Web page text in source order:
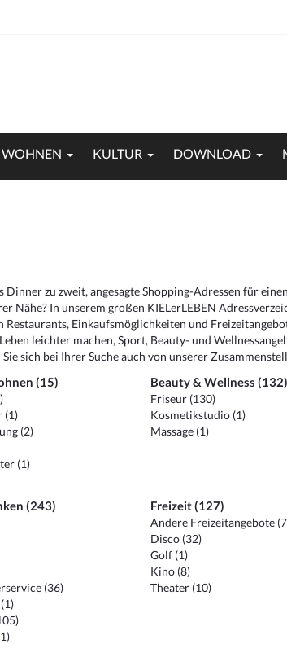
WOHNEN KULTUR DOWNLOAD
zu zweit, angesagte Shopping-Adressen für
In unserem großen KIELerLEBEN
Einkaufsmöglichkeiten und
leichter machen, Sport, Beauty- und
sich bei Ihrer Suche auch von unserer
(15)
(1)
(2)
(1)
Beauty & Wellness (132)
Friseur (130)
Kosmetikstudio (1)
Massage (1)
(243)
(36)
Freizeit (127)
Andere Freizeitangebote
Disco (32)
Golf (1)
Kino (8)
Theater (10)